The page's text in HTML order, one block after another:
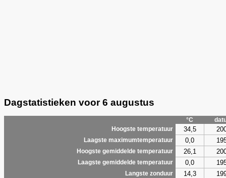
Dagstatistieken voor 6 augustus
°C
Hoogste temperatuur
34,5
Laagste maximumtemperatuur 0,0
Hoogste gemiddelde temperatuur 26,1
Laagste gemiddelde temperatuur 0,0
Langste zonduur 14,3